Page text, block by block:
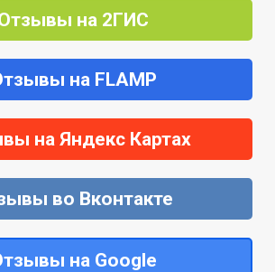
на 2ГИС
на FLAMP
на Яндекс Картах
во Вконтакте
на Google